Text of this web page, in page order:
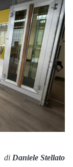
di Daniele Stellato